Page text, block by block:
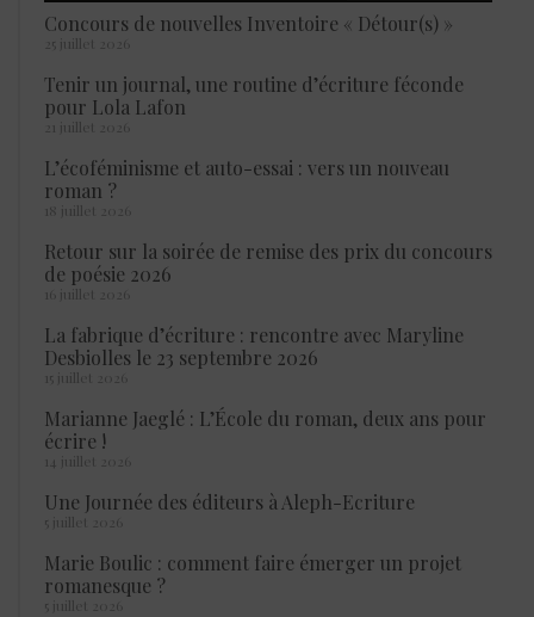
Concours de nouvelles Inventoire « Détour(s) »
25 juillet 2026
Tenir un journal, une routine d’écriture féconde
pour Lola Lafon
21 juillet 2026
L’écoféminisme et auto-essai : vers un nouveau
roman ?
18 juillet 2026
Retour sur la soirée de remise des prix du concours
de poésie 2026
16 juillet 2026
La fabrique d’écriture : rencontre avec Maryline
Desbiolles le 23 septembre 2026
15 juillet 2026
Marianne Jaeglé : L’École du roman, deux ans pour
écrire !
14 juillet 2026
Une Journée des éditeurs à Aleph-Ecriture
5 juillet 2026
Marie Boulic : comment faire émerger un projet
romanesque ?
5 juillet 2026